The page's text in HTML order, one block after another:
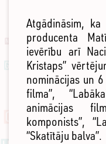
Atgādināsim,
producenta
ievērību arī
Kristaps”
nominācijas un
filma”,
animācijas
komponists”,
“Skatītāju balva”.